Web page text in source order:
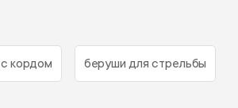
с кордом беруши для стрельбы